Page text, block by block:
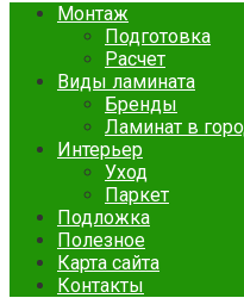
Монтаж
Подготовка
Расчет
Виды ламината
Бренды
Ламинат в
Интерьер
Уход
Паркет
Подложка
Полезное
Карта сайта
Контакты